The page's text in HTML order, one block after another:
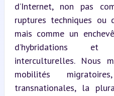
d’Internet, non pas
ruptures techniques ou
mais comme un
d’hybridations
interculturelles. Nous
mobilités
transnationales, la